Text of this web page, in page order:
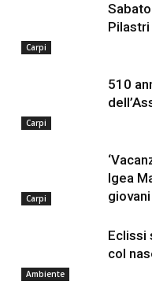
Carpi
Pilastri
Carpi
510
Carpi
Igea
Ambiente
Eclissi
col